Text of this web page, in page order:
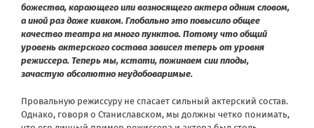
божества, карающего или возносящего актера одним словом,
а иной раз даже кивком. Глобально это повысило общее
качество театра на много пунктов. Потому что общий
уровень актерского состава зависел теперь от уровня
режиссера. Теперь мы, кстати, пожинаем сии плоды,
зачастую абсолютно неудобоваримые.
Провальную режиссуру не спасает сильный актерский состав.
Однако, говоря о Станиславском, мы должны четко понимать,